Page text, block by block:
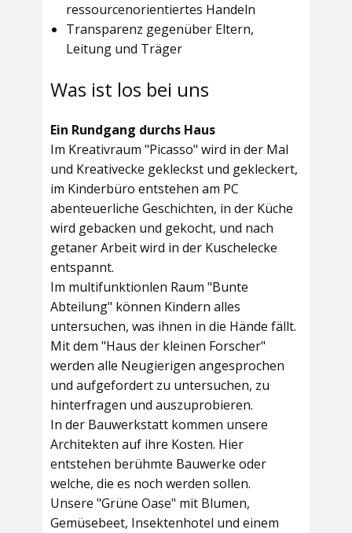
ressourcenorientiertes Handeln
Transparenz gegenüber Eltern,
Leitung und Träger
Was ist los bei uns
Ein Rundgang durchs Haus
Im Kreativraum "Picasso" wird in der Mal
und Kreativecke gekleckst und gekleckert,
im Kinderbüro entstehen am PC
abenteuerliche Geschichten, in der Küche
wird gebacken und gekocht, und nach
getaner Arbeit wird in der Kuschelecke
entspannt.
Im multifunktionlen Raum "Bunte
Abteilung" können Kindern alles
untersuchen, was ihnen in die Hände fällt.
Mit dem "Haus der kleinen Forscher"
werden alle Neugierigen angesprochen
und aufgefordert zu untersuchen, zu
hinterfragen und auszuprobieren.
In der Bauwerkstatt kommen unsere
Architekten auf ihre Kosten. Hier
entstehen berühmte Bauwerke oder
welche, die es noch werden sollen.
Unsere "Grüne Oase" mit Blumen,
Gemüsebeet, Insektenhotel und einem